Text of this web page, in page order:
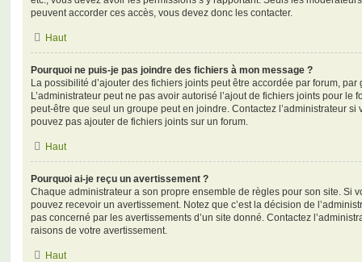
peuvent accorder ces accès, vous devez donc les contacter.
Haut
Pourquoi ne puis-je pas joindre des fichiers à mon message ?
La possibilité d’ajouter des fichiers joints peut être accordée par forum,
L’administrateur peut ne pas avoir autorisé l’ajout de fichiers joints pour le
peut-être que seul un groupe peut en joindre. Contactez l’administrateur
pouvez pas ajouter de fichiers joints sur un forum.
Haut
Pourquoi ai-je reçu un avertissement ?
Chaque administrateur a son propre ensemble de règles pour son site. Si
pouvez recevoir un avertissement. Notez que c’est la décision de
pas concerné par les avertissements d’un site donné. Contactez
raisons de votre avertissement.
Haut